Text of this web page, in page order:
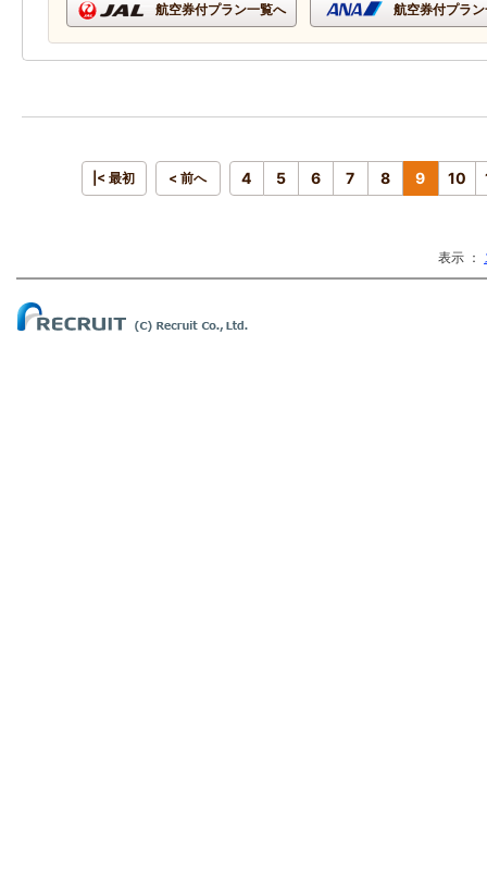
航空券付プラン一覧へ 航空券付プラ
|< 最初 < 前へ 4 5 6 7 8 9 10
表示 ：